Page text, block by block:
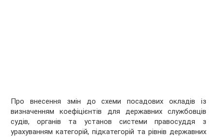
Про внесення змін до схеми посадових окладів із
визначенням коефіцієнтів для державних службовців
судів, органів та установ системи правосуддя з
урахуванням категорій, підкатегорій та рівнів державних